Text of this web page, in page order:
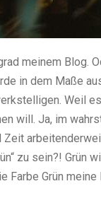
meinem Blog.
in dem Maße
Weil
will. Ja, im
zu sein?! Grün
Farbe Grün